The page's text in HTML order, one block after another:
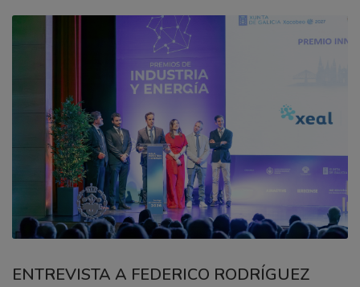
ENTREVISTA A FEDERICO RODRÍGUEZ